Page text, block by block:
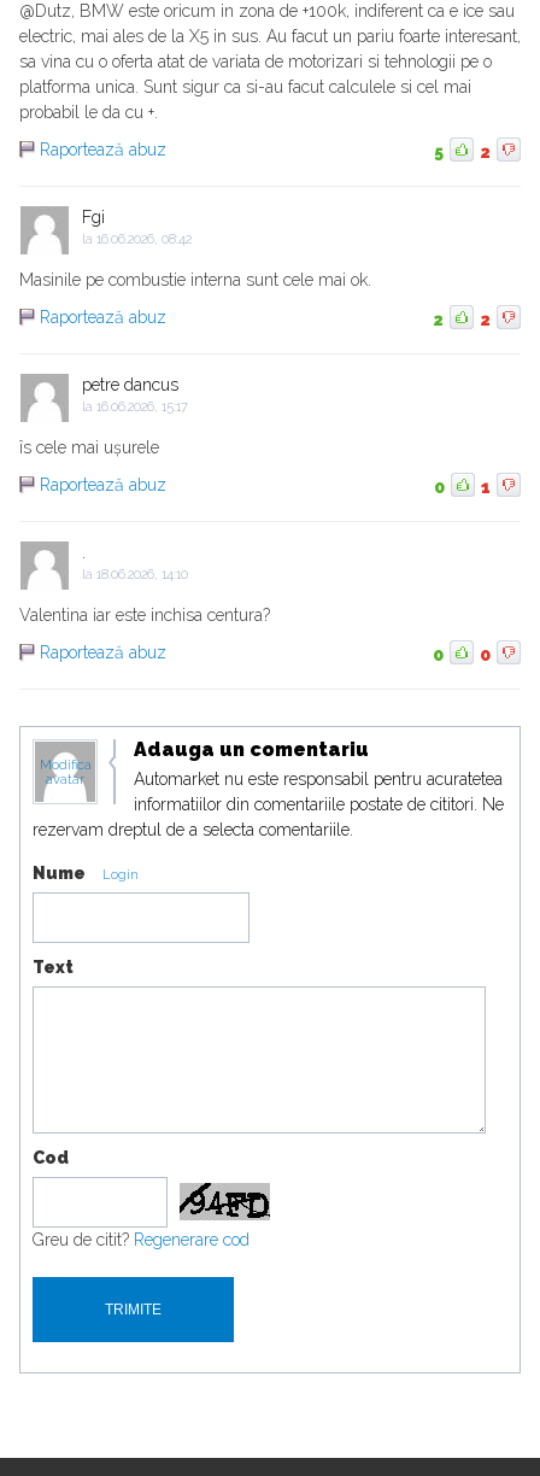
@Dutz, BMW este oricum in zona de +100k, indiferent ca e ice sau
electric, mai ales de la X5 in sus. Au facut un pariu foarte interesant,
sa vina cu o oferta atat de variata de motorizari si tehnologii pe o
platforma unica. Sunt sigur ca si-au facut calculele si cel mai
probabil le da cu +.
Raportează abuz
5 2
Fgi
la 16.06.2026, 08:42
Masinile pe combustie interna sunt cele mai ok.
Raportează abuz
2 2
petre dancus
la 16.06.2026, 15:17
îs cele mai ușurele
Raportează abuz
0 1
.
la 18.06.2026, 14:10
Valentina iar este inchisa centura?
Raportează abuz
0 0
Modifica
avatar
Adauga un comentariu
Automarket nu este responsabil pentru acuratetea
informatiilor din comentariile postate de cititori. Ne
rezervam dreptul de a selecta comentariile.
Nume Login
Text
Cod
Greu de citit? Regenerare cod